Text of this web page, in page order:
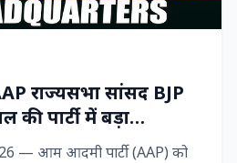
राज्‍यसभा सांसद BJP
की पार्टी में बड़ा
— आम आदमी पार्टी (AAP) को